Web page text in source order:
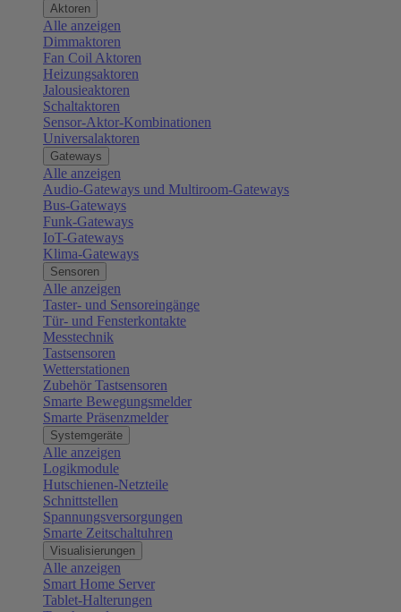
Aktoren
Alle anzeigen
Dimmaktoren
Fan Coil Aktoren
Heizungsaktoren
Jalousieaktoren
Schaltaktoren
Sensor-Aktor-Kombinationen
Universalaktoren
Gateways
Alle anzeigen
Audio-Gateways und Multiroom-Gateways
Bus-Gateways
Funk-Gateways
IoT-Gateways
Klima-Gateways
Sensoren
Alle anzeigen
Taster- und Sensoreingänge
Tür- und Fensterkontakte
Messtechnik
Tastsensoren
Wetterstationen
Zubehör Tastsensoren
Smarte Bewegungsmelder
Smarte Präsenzmelder
Systemgeräte
Alle anzeigen
Logikmodule
Hutschienen-Netzteile
Schnittstellen
Spannungsversorgungen
Smarte Zeitschaltuhren
Visualisierungen
Alle anzeigen
Smart Home Server
Tablet-Halterungen